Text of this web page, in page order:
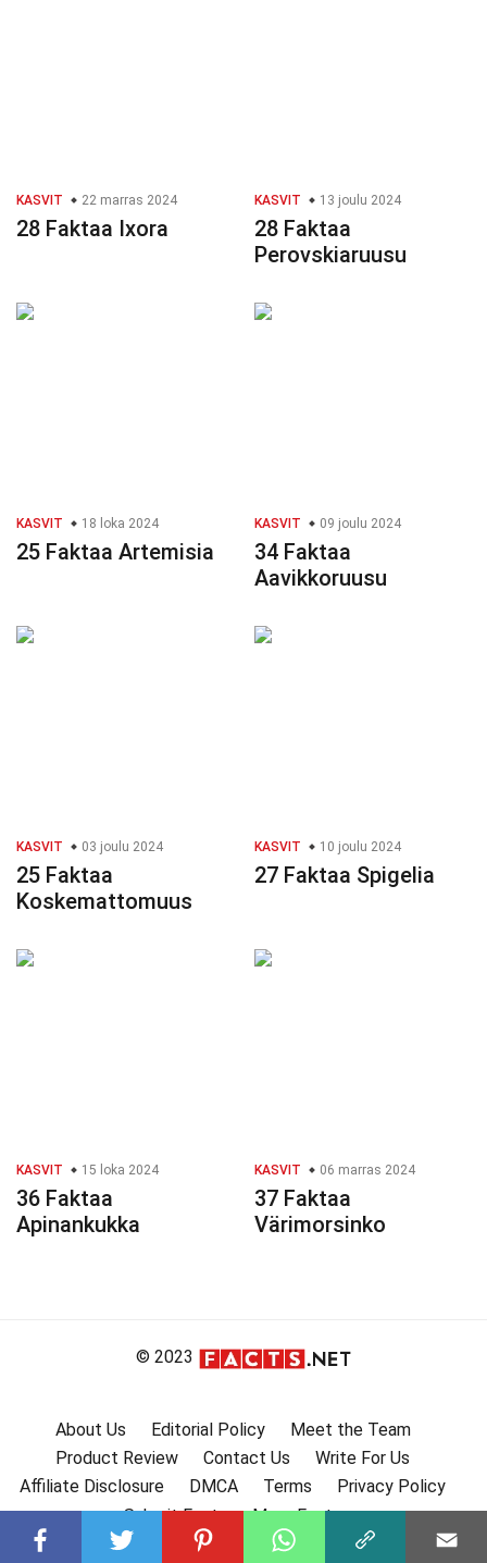
KASVIT 22 marras 2024
28 Faktaa Ixora
KASVIT 13 joulu 2024
28 Faktaa
Perovskiaruusu
KASVIT 18 loka 2024
25 Faktaa Artemisia
KASVIT 09 joulu 2024
34 Faktaa
Aavikkoruusu
KASVIT 03 joulu 2024
25 Faktaa
Koskemattomuus
KASVIT 10 joulu 2024
27 Faktaa Spigelia
KASVIT 15 loka 2024
36 Faktaa
Apinankukka
KASVIT 06 marras 2024
37 Faktaa
Värimorsinko
© 2023
About Us Editorial Policy
Meet the Team
Product Review
Contact Us
Write For Us
Affiliate Disclosure
DMCA Terms
Privacy Policy
Submit Facts
More Facts